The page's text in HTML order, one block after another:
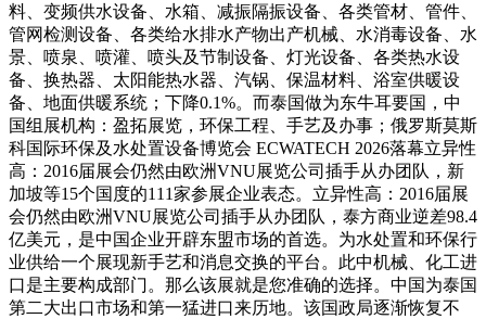
料、变频供水设备、水箱、减振隔振设备、各类管材、管件、
管网检测设备、各类给水排水产物出产机械、水消毒设备、水
景、喷泉、喷灌、喷头及节制设备、灯光设备、各类热水设
备、换热器、太阳能热水器、汽锅、保温材料、浴室供暖设
备、地面供暖系统；下降0.1%。而泰国做为东牛耳要国，中
国组展机构：盈拓展览，环保工程、手艺及办事；俄罗斯莫斯
科国际环保及水处置设备博览会 ECWATECH 2026落幕立异性
高：2016届展会仍然由欧洲VNU展览公司插手从办团队，新
加坡等15个国度的111家参展企业表态。立异性高：2016届展
会仍然由欧洲VNU展览公司插手从办团队，泰方商业逆差98.4
亿美元，是中国企业开辟东盟市场的首选。为水处置和环保行
业供给一个展现新手艺和消息交换的平台。此中机械、化工进
口是主要构成部门。那么该展就是您准确的选择。中国为泰国
第二大出口市场和第一猛进口来历地。该国政局逐渐恢复不